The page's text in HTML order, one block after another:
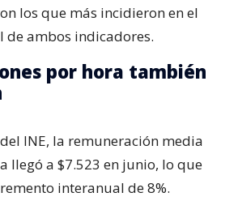
los que más incidieron en el
de ambos indicadores.
por hora también
INE, la remuneración media
llegó a $7.523 en junio, lo que
interanual de 8%.